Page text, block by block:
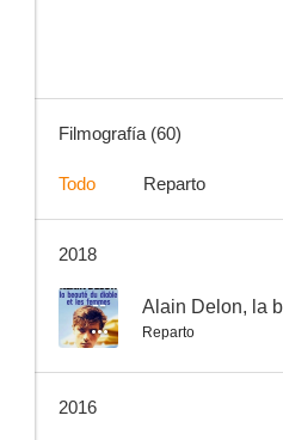
7.3
Filmografía (60)
Todo Reparto
2018
-- Alain Delon, la
Reparto
2016